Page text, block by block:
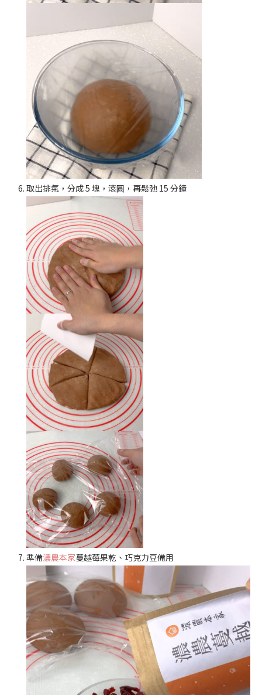
取出排氣，分成 5 塊，滾圓，再鬆弛 15 分鐘
準備濃農本家蔓越莓果乾、巧克力豆備用